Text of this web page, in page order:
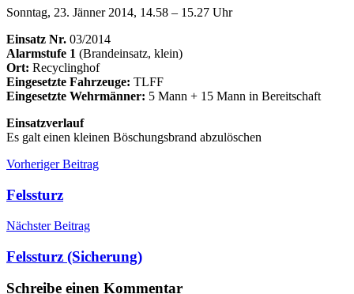
Sonntag, 23. Jänner 2014, 14.58 – 15.27 Uhr
Einsatz Nr. 03/2014
Alarmstufe 1 (Brandeinsatz, klein)
Ort: Recyclinghof
Eingesetzte Fahrzeuge: TLFF
Eingesetzte Wehrmänner: 5 Mann + 15 Mann in Bereitschaft
Einsatzverlauf
Es galt einen kleinen Böschungsbrand abzulöschen
Einsätze
BöschungBrandEinsatz
Beitragsnavigation
Vorheriger Beitrag
Felssturz
Nächster Beitrag
Felssturz (Sicherung)
Schreibe einen Kommentar